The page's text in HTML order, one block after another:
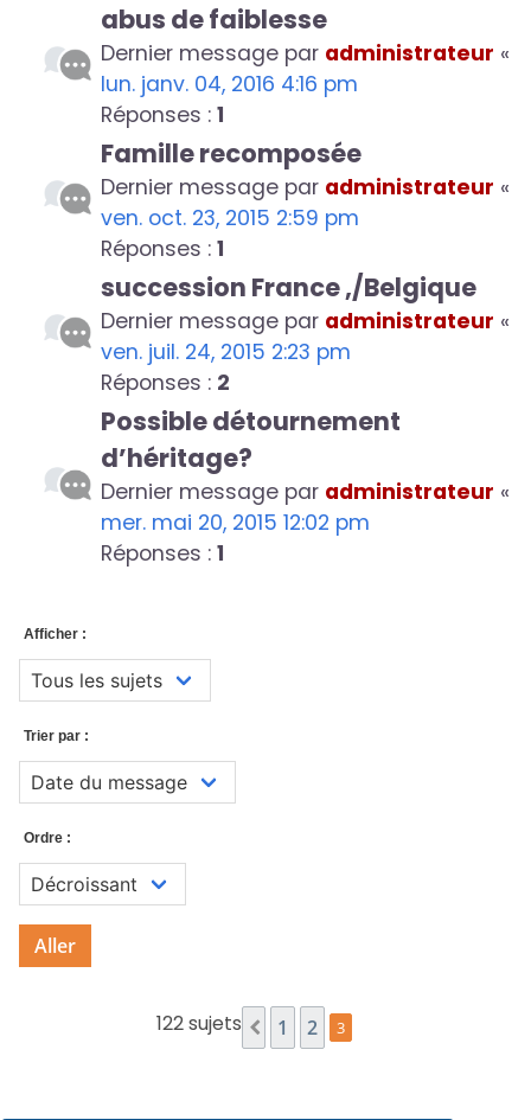
abus de faiblesse
Dernier message par administrateur «
lun. janv. 04, 2016 4:16 pm
Réponses : 1
Famille recomposée
Dernier message par administrateur «
ven. oct. 23, 2015 2:59 pm
Réponses : 1
succession France ,/Belgique
Dernier message par administrateur «
ven. juil. 24, 2015 2:23 pm
Réponses : 2
Possible détournement
d’héritage?
Dernier message par administrateur «
mer. mai 20, 2015 12:02 pm
Réponses : 1
Afficher :
Trier par :
Ordre :
Aller
122 sujets
Précédent
1 2 3